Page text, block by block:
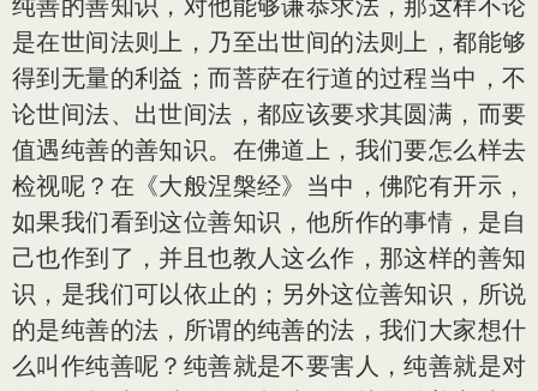
纯善的善知识，对他能够谦恭求法，那这样不论
是在世间法则上，乃至出世间的法则上，都能够
得到无量的利益；而菩萨在行道的过程当中，不
论世间法、出世间法，都应该要求其圆满，而要
值遇纯善的善知识。在佛道上，我们要怎么样去
检视呢？在《大般涅槃经》当中，佛陀有开示，
如果我们看到这位善知识，他所作的事情，是自
己也作到了，并且也教人这么作，那这样的善知
识，是我们可以依止的；另外这位善知识，所说
的是纯善的法，所谓的纯善的法，我们大家想什
么叫作纯善呢？纯善就是不要害人，纯善就是对